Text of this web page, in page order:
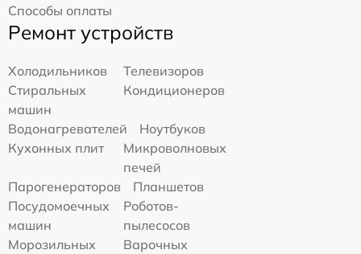
Способы оплаты
Ремонт устройств
Холодильников
Телевизоров
Стиральных
машин
Кондиционеров
Водонагревателей
Ноутбуков
Кухонных плит
Микроволновых
печей
Парогенераторов
Планшетов
Посудомоечных
машин
Роботов-
пылесосов
Морозильных
Варочных